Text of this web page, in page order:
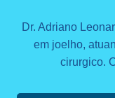
Dr. Adriano
em joelho,
cirurgico.